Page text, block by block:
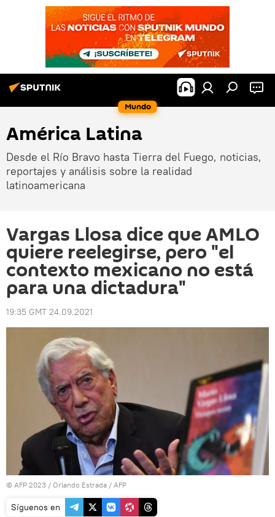
Mundo
América Latina
Desde el Río Bravo hasta Tierra del Fuego, noticias,
reportajes y análisis sobre la realidad
latinoamericana
Vargas Llosa dice que AMLO
quiere reelegirse, pero "el
contexto mexicano no está
para una dictadura"
19:35 GMT 24.09.2021
© AFP 2023 / Orlando Estrada / AFP
Síguenos en